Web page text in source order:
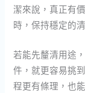
潔來說，真正有
時，保持穩定的
若能先釐清用途
件，就更容易挑
程更有條理，也